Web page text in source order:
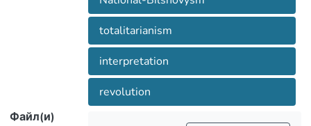
totalitarianism
interpretation
revolution
Файл(и)